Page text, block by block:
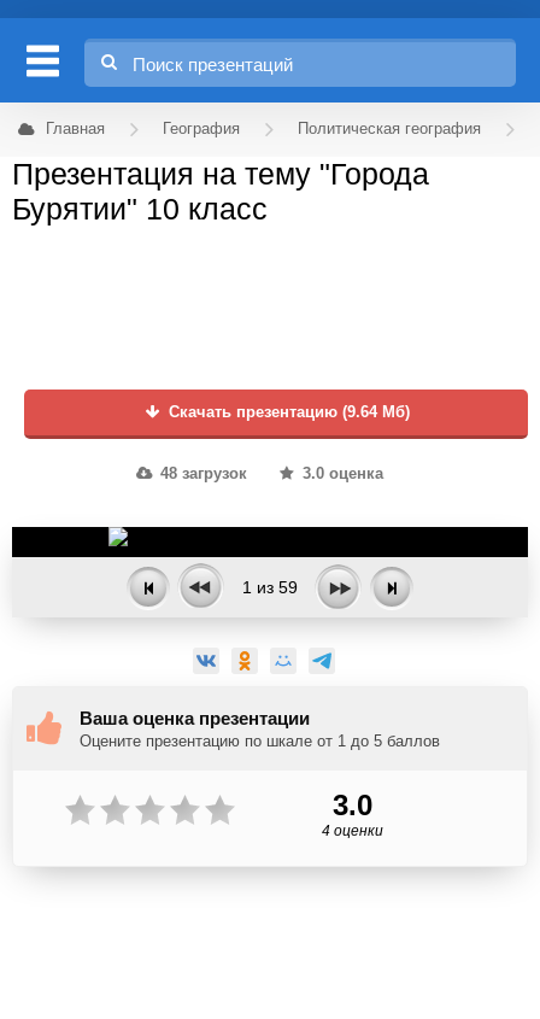
Главная География Политическая география
Презентация на тему "Города
Бурятии" 10 класс
Скачать презентацию (9.64 Мб)
48 загрузок 3.0 оценка
1 из 59
Ваша оценка презентации
Оцените презентацию по шкале от 1 до 5 баллов
3.0
4 оценки